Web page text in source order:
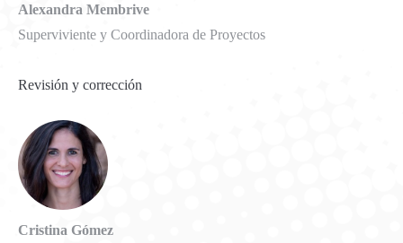
Alexandra Membrive
Superviviente y Coordinadora de Proyectos
Revisión y corrección
Cristina Gómez